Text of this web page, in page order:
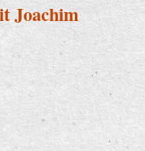
Joachim